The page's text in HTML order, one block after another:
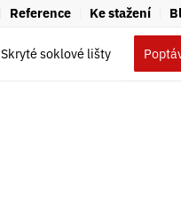
Reference Ke stažení
Skryté soklové lišty